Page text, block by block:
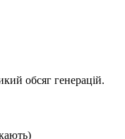
обсяг генерацій.